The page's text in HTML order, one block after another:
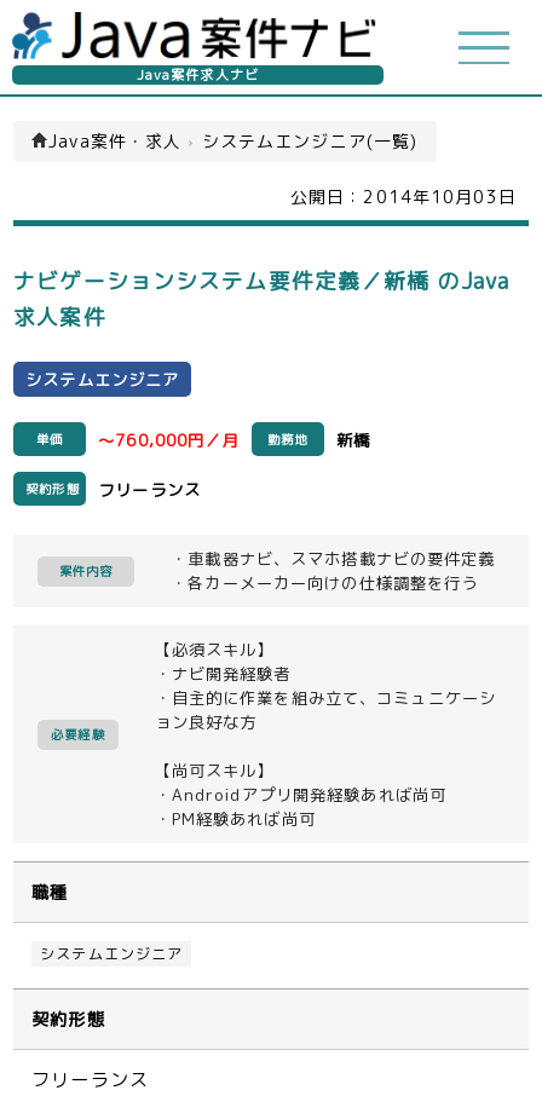
Java案件求人ナビ
Java案件・求人 › システムエンジニア(一覧)
公開日： 2014年10月03日
ナビゲーションシステム要件定義／新橋 のJava
求人案件
システムエンジニア
単価 ～760,000円／月 勤務地 新橋
契約形態 フリーランス
案件内容
・車載器ナビ、スマホ搭載ナビの要件定義
・各カーメーカー向けの仕様調整を行う
必要経験
【必須スキル】
・ナビ開発経験者
・自主的に作業を組み立て、コミュニケーシ
ョン良好な方
【尚可スキル】
・Androidアプリ開発経験あれば尚可
・PM経験あれば尚可
職種
システムエンジニア
契約形態
フリーランス